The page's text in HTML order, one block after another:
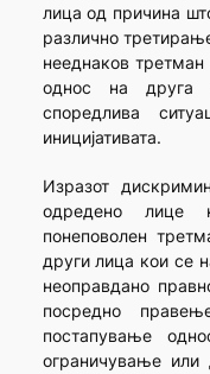
лица од причина
различно
нееднаков
однос на друга
споредлива
иницијативата.
Изразот
одредено лице
понеповолен
други лица кои се
неоправдано
посредно
постапување
ограничување